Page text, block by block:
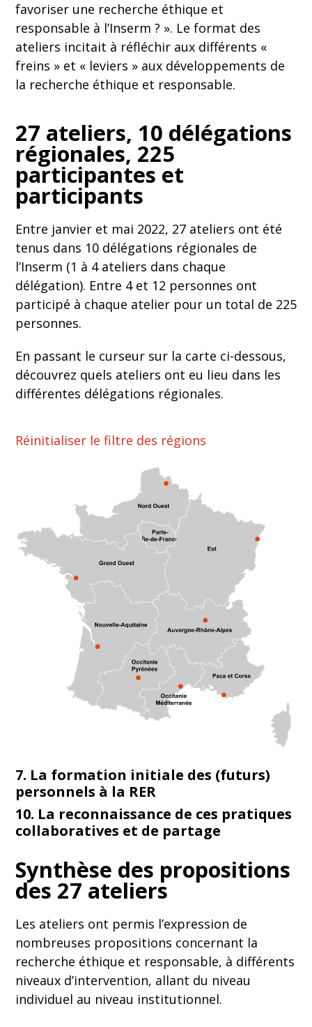
favoriser une recherche éthique et
responsable à l’Inserm ? ». Le format des
ateliers incitait à réfléchir aux différents «
freins » et « leviers » aux développements de
la recherche éthique et responsable.
27 ateliers, 10 délégations
régionales, 225
participantes et
participants
Entre janvier et mai 2022, 27 ateliers ont été
tenus dans 10 délégations régionales de
l’Inserm (1 à 4 ateliers dans chaque
délégation). Entre 4 et 12 personnes ont
participé à chaque atelier pour un total de 225
personnes.
En passant le curseur sur la carte ci-dessous,
découvrez quels ateliers ont eu lieu dans les
différentes délégations régionales.
Réinitialiser le filtre des régions
7. La formation initiale des (futurs)
personnels à la RER
10. La reconnaissance de ces pratiques
collaboratives et de partage
Synthèse des propositions
des 27 ateliers
Les ateliers ont permis l’expression de
nombreuses propositions concernant la
recherche éthique et responsable, à différents
niveaux d’intervention, allant du niveau
individuel au niveau institutionnel.